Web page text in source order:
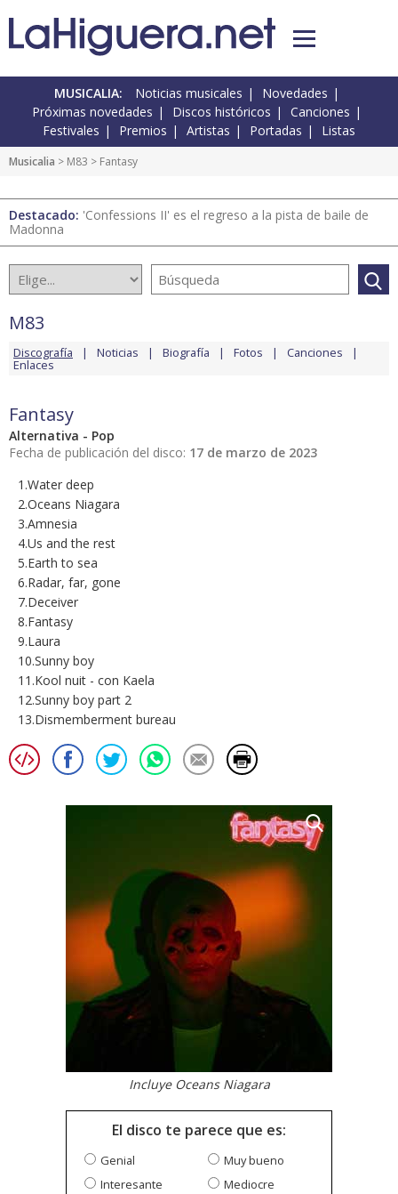
MUSICALIA: Noticias musicales
Novedades
Próximas novedades
Discos históricos
Canciones
Festivales
Premios Artistas Portadas Listas
Musicalia > M83 > Fantasy
Destacado: 'Confessions II' es el regreso a la pista de baile de
Madonna
M83
Discografía Noticias Biografía Fotos Canciones
Enlaces
Fantasy
Alternativa - Pop
Fecha de publicación del disco: 17 de marzo de 2023
1.Water deep
2.Oceans Niagara
3.Amnesia
4.Us and the rest
5.Earth to sea
6.Radar, far, gone
7.Deceiver
8.Fantasy
9.Laura
10.Sunny boy
11.Kool nuit - con Kaela
12.Sunny boy part 2
13.Dismemberment bureau
Incluye Oceans Niagara
El disco te parece que es:
Genial
Muy bueno
Interesante
Mediocre